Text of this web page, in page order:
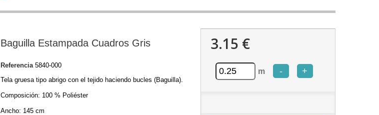
Baguilla Estampada Cuadros Gris
Referencia 5840-000
Tela gruesa tipo abrigo con el tejido haciendo bucles (Baguilla).
Composición: 100 % Poliéster
Ancho: 145 cm
3.15 €
m - +